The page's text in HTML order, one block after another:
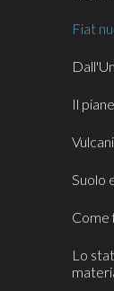
Fiat
Il
Suolo
Come
Lo